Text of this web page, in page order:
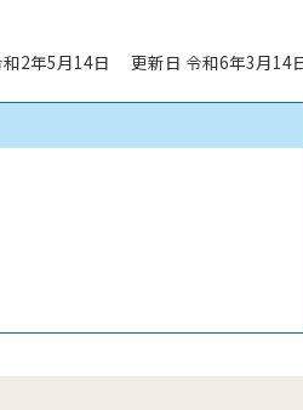
2年5月14日 更新日 令和6年3月14